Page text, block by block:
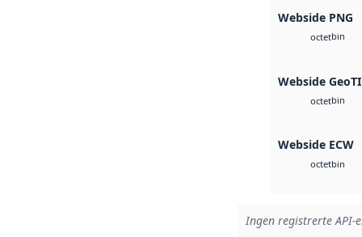
Webside PNG
octetbin
Webside
octetbin
Webside ECW
octetbin
Ingen registrerte